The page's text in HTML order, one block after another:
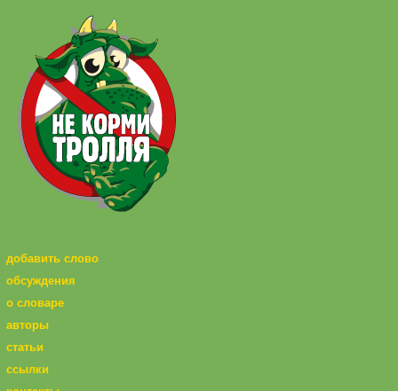
добавить слово
обсуждения
о словаре
авторы
статьи
ссылки